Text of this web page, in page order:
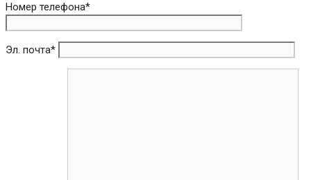
Номер телефона*
Эл. почта*